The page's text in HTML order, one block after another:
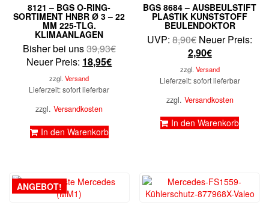
8121 – BGS O-RING-
SORTIMENT HNBR Ø 3 – 22
MM 225-TLG.
KLIMAANLAGEN
Bisher bei uns39,93€Ursprünglicher
Neuer Preis: 18,95€Aktueller
zzgl.Versand
Lieferzeit: sofort lieferbar
zzgl.Versandkosten
In den Warenkorb
BGS 8684 – AUSBEULSTIFT
PLASTIK KUNSTSTOFF
BEULENDOKTOR
UVP: 8,90€ Ursprünglicher
Preis
war:
8,90€
Neuer Preis:
2,90€Aktueller
Preis
ist:
zzgl. Versand
Lieferzeit: sofort lieferbar
zzgl. Versandkosten
In den Warenkorb
ANGEBOT!